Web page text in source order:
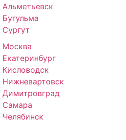
Альметьевск
Бугульма
Сургут
Москва
Екатеринбург
Кисловодск
Нижневартовск
Димитровград
Самара
Челябинск